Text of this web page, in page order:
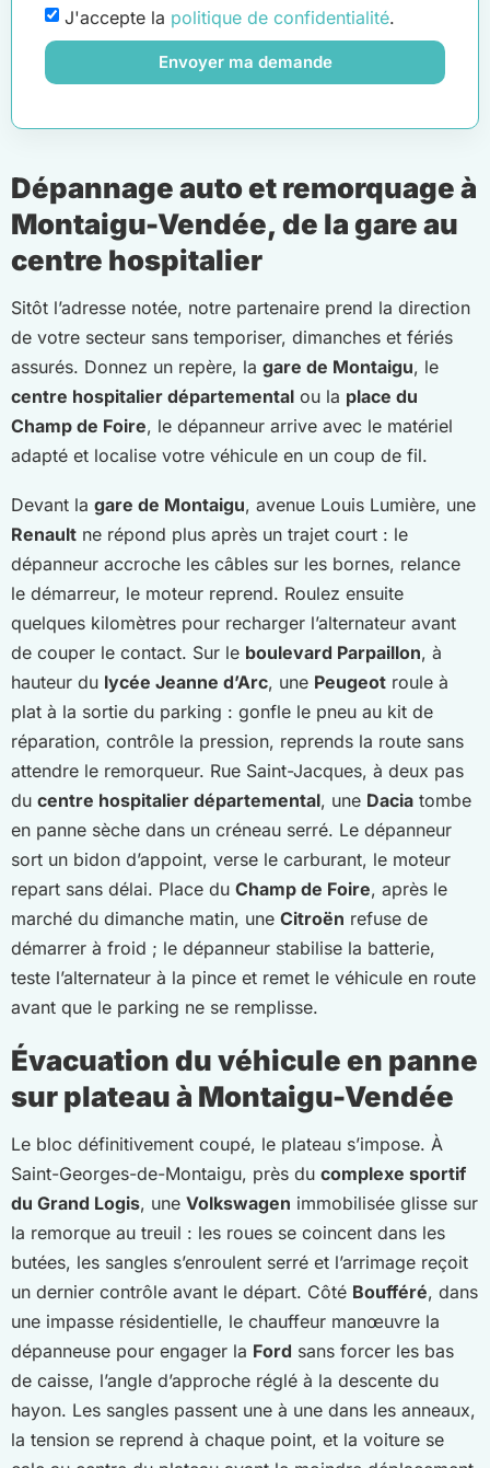
J'accepte la politique de confidentialité.
Envoyer ma demande
Dépannage auto et remorquage à
Montaigu-Vendée, de la gare au
centre hospitalier
Sitôt l’adresse notée, notre partenaire prend la direction
de votre secteur sans temporiser, dimanches et fériés
assurés. Donnez un repère, la gare de Montaigu, le
centre hospitalier départemental ou la place du
Champ de Foire, le dépanneur arrive avec le matériel
adapté et localise votre véhicule en un coup de fil.
Devant la gare de Montaigu, avenue Louis Lumière, une
Renault ne répond plus après un trajet court : le
dépanneur accroche les câbles sur les bornes, relance
le démarreur, le moteur reprend. Roulez ensuite
quelques kilomètres pour recharger l’alternateur avant
de couper le contact. Sur le boulevard Parpaillon, à
hauteur du lycée Jeanne d’Arc, une Peugeot roule à
plat à la sortie du parking : gonfle le pneu au kit de
réparation, contrôle la pression, reprends la route sans
attendre le remorqueur. Rue Saint-Jacques, à deux pas
du centre hospitalier départemental, une Dacia tombe
en panne sèche dans un créneau serré. Le dépanneur
sort un bidon d’appoint, verse le carburant, le moteur
repart sans délai. Place du Champ de Foire, après le
marché du dimanche matin, une Citroën refuse de
démarrer à froid ; le dépanneur stabilise la batterie,
teste l’alternateur à la pince et remet le véhicule en route
avant que le parking ne se remplisse.
Évacuation du véhicule en panne
sur plateau à Montaigu-Vendée
Le bloc définitivement coupé, le plateau s’impose. À
Saint-Georges-de-Montaigu, près du complexe sportif
du Grand Logis, une Volkswagen immobilisée glisse sur
la remorque au treuil : les roues se coincent dans les
butées, les sangles s’enroulent serré et l’arrimage reçoit
un dernier contrôle avant le départ. Côté Boufféré, dans
une impasse résidentielle, le chauffeur manœuvre la
dépanneuse pour engager la Ford sans forcer les bas
de caisse, l’angle d’approche réglé à la descente du
hayon. Les sangles passent une à une dans les anneaux,
la tension se reprend à chaque point, et la voiture se